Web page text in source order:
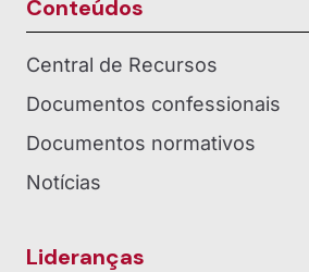
Conteúdos
Central de Recursos
Documentos confessionais
Documentos normativos
Notícias
Lideranças